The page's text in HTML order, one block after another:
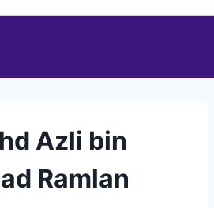
Azli bin
Ramlan